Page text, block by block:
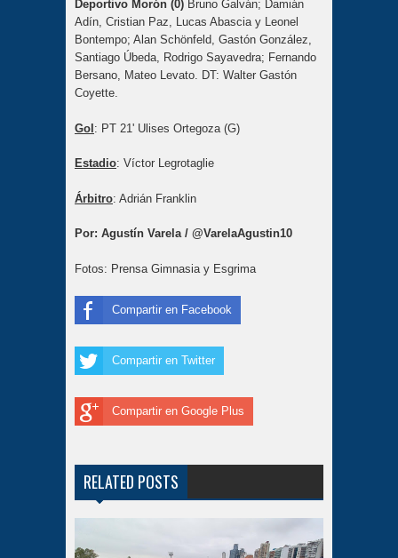
Deportivo Morón (0) Bruno Galván; Damián
Adín, Cristian Paz, Lucas Abascia y Leonel
Bontempo; Alan Schönfeld, Gastón González,
Santiago Úbeda, Rodrigo Sayavedra; Fernando
Bersano, Mateo Levato. DT: Walter Gastón
Coyette.
Gol : PT 21' Ulises Ortegoza (G)
Estadio: Víctor Legrotaglie
Árbitro: Adrián Franklin
Por: Agustín Varela / @VarelaAgustin10
Fotos: Prensa Gimnasia y Esgrima
Compartir en Facebook
Compartir en Twitter
Compartir en Google Plus
RELATED POSTS